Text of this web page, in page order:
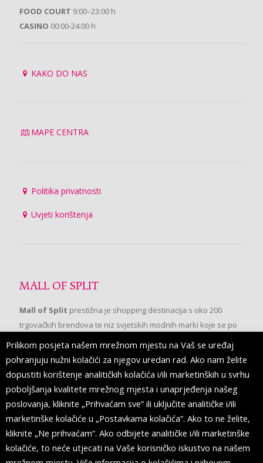
FOOD COURT 9:00–23:00 h
CASINO 00:00-24:00 h
KAKO DO NAS
MAPE CENTRA
Politika privatnosti
Uvjeti korištenja
MALL OF SPLIT
Mall of Split prestižna je shopping destinacija s oko 200
trgovačkih brendova te niz svjetskih modnih marki koje se po
prvi put pojavljuju u Splitu.
PRATITE NAS
Prilikom posjeta našem mrežnom mjestu na Vaš se uređaj
pohranjuju nužni kolačići za njegov uredan rad. Ako nam želite
dopustiti korištenje analitičkih kolačića i/ili marketinških u svrhu
poboljšanja kvalitete mrežnog mjesta i unaprjeđenja našeg
poslovanja, kliknite „Prihvaćam sve“ ili uključite analitičke i/ili
marketinške kolačiće u „Postavkama kolačića“. Ako to ne želite,
kliknite „Ne prihvaćam“. Ako odbijete analitičke i/ili marketinške
kolačiće, to neće utjecati na Vaše korisničko iskustvo na našem